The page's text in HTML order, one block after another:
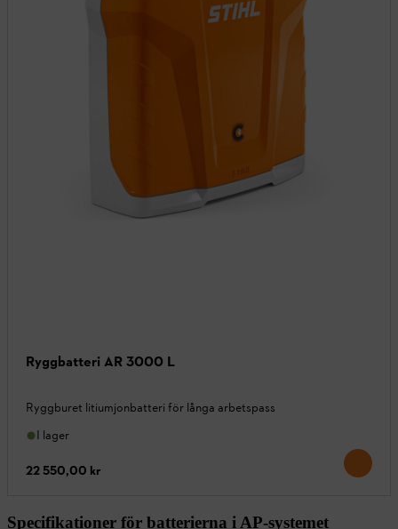
Ryggbatteri AR 3000 L
Ryggburet litiumjonbatteri för långa arbetspass
I lager
22 550,00 kr
Specifikationer för batterierna i AP-systemet